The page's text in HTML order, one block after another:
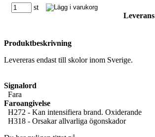
st
Leverans
Produktbeskrivning
Levereras endast till skolor inom Sverige.
Signalord
Fara
Faroangivelse
H272 - Kan intensifiera brand. Oxiderande
H318 - Orsakar allvarliga ögonskador